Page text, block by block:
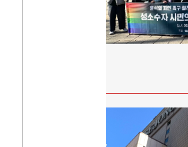
AI 데이터센터 반대 투쟁은 새로운 글로
AI의 숨은 환경 비용: 데이터센터 확산..